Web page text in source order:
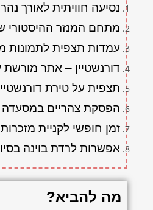
נסיעה חוויתית לאורך
מתחם המנזר ההיסטורי
עמדות תצפית לתמונות
דורנשטיין – אתר מורשת
תצפית על טירת
הפסקת צהריים במסעדה
זמן חופשי לקניית
אפשרות לרדת בוינה
מה להביא?